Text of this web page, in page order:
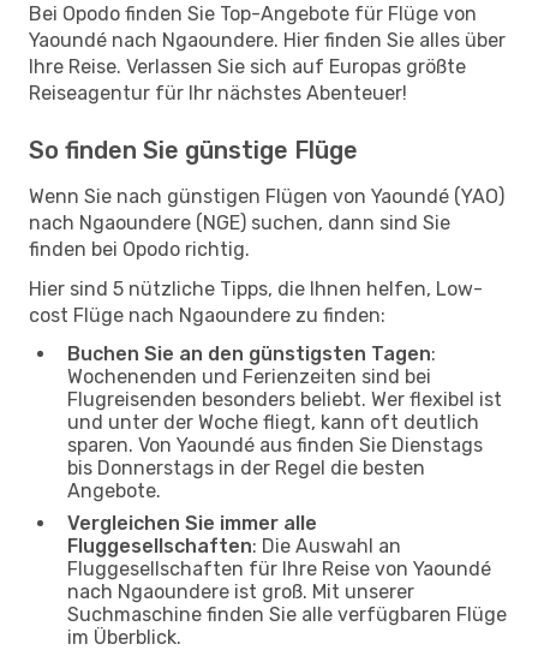
Bei Opodo finden Sie Top-Angebote für Flüge von
Yaoundé nach Ngaoundere. Hier finden Sie alles über
Ihre Reise. Verlassen Sie sich auf Europas größte
Reiseagentur für Ihr nächstes Abenteuer!
So finden Sie günstige Flüge
Wenn Sie nach günstigen Flügen von Yaoundé (YAO)
nach Ngaoundere (NGE) suchen, dann sind Sie
finden bei Opodo richtig.
Hier sind 5 nützliche Tipps, die Ihnen helfen, Low-
cost Flüge nach Ngaoundere zu finden:
Buchen Sie an den günstigsten Tagen:
Wochenenden und Ferienzeiten sind bei
Flugreisenden besonders beliebt. Wer flexibel ist
und unter der Woche fliegt, kann oft deutlich
sparen. Von Yaoundé aus finden Sie Dienstags
bis Donnerstags in der Regel die besten
Angebote.
Vergleichen Sie immer alle
Fluggesellschaften: Die Auswahl an
Fluggesellschaften für Ihre Reise von Yaoundé
nach Ngaoundere ist groß. Mit unserer
Suchmaschine finden Sie alle verfügbaren Flüge
im Überblick.